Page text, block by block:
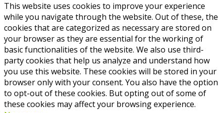
This website uses cookies to improve your experience
while you navigate through the website. Out of these, the
cookies that are categorized as necessary are stored on
your browser as they are essential for the working of
basic functionalities of the website. We also use third-
party cookies that help us analyze and understand how
you use this website. These cookies will be stored in your
browser only with your consent. You also have the option
to opt-out of these cookies. But opting out of some of
these cookies may affect your browsing experience.